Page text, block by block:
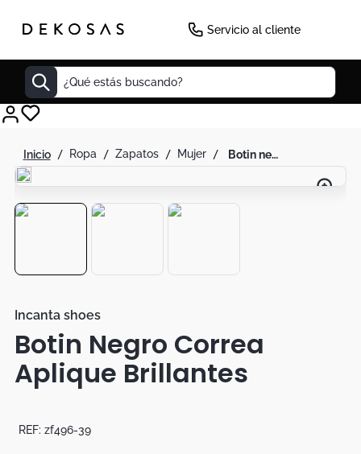
Servicio al cliente
¿Qué estás buscando?
ropa zapatos mujer botin negro correa aplique brillantes
Incanta shoes
Botin Negro Correa
Aplique Brillantes
REF: zf496-39
Decoracion
Cuadro
Duvet
Botas
Dko